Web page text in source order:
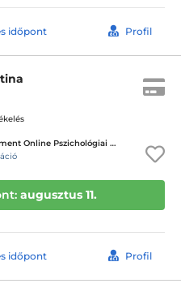
időpont Profil
Pszichomenedzsment Online Pszichológiai Tanácsadó Központ
augusztus 11.
időpont Profil